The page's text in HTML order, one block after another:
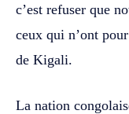
c’est refuser que
ceux qui n’ont
de Kigali.
La nation